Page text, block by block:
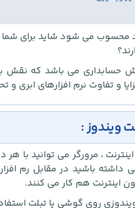
محسوب می شود شاید برای
بخش حسابداری می باشد که
و تفاوت نرم افزارهای ابری
ویندوز :
، مرورگر می توانید با
داشته باشید در مقابل رم
اینترنت هم کار می کنند.
روی گوشی یا تبلت